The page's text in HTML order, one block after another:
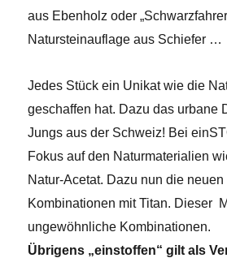
aus Ebenholz oder
Natursteinauflage aus Schiefer …
Jedes Stück ein Unikat wie die
geschaffen hat. Dazu das urbane
Jungs aus der Schweiz! Bei
Fokus auf den Naturmaterialien
Natur-Acetat. Dazu nun die
Kombinationen mit Titan. Dieser
ungewöhnliche Kombinationen.
Übrigens „einstoffen“ gilt als